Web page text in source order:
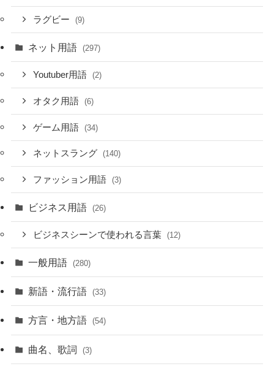
ラグビー (9)
ネット用語 (297)
Youtuber用語 (2)
オタク用語 (6)
ゲーム用語 (34)
ネットスラング (140)
ファッション用語 (3)
ビジネス用語 (26)
ビジネスシーンで使われる言葉 (12)
一般用語 (280)
新語・流行語 (33)
方言・地方語 (54)
曲名、歌詞 (3)